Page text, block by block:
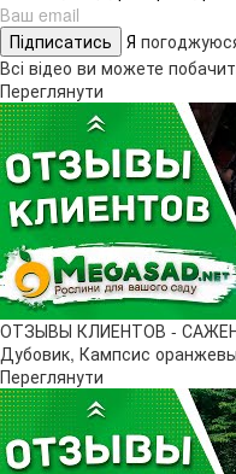
Підписатись Я
Всі відео ви можете
Переглянути
ОТЗЫВЫ КЛИЕНТОВ -
Дубовик, Кампсис
Переглянути